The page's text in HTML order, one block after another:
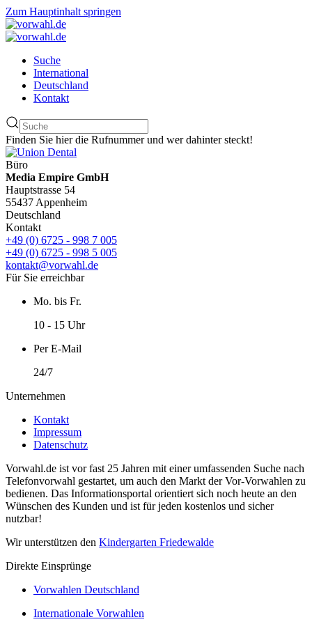
Zum Hauptinhalt springen
Suche
International
Deutschland
Kontakt
Finden Sie hier die Rufnummer und wer dahinter steckt!
Büro
Media Empire GmbH
Hauptstrasse 54
55437 Appenheim
Deutschland
Kontakt
+49 (0) 6725 - 998 7 005
+49 (0) 6725 - 998 5 005
kontakt@vorwahl.de
Für Sie erreichbar
Mo. bis Fr.
10 - 15 Uhr
Per E-Mail
24/7
Unternehmen
Kontakt
Impressum
Datenschutz
Vorwahl.de ist vor fast 25 Jahren mit einer umfassenden Suche nach
Telefonvorwahl gestartet, um auch den Markt der Vor-Vorwahlen zu
bedienen. Das Informationsportal orientiert sich noch heute an den
Wünschen des Kunden und ist für jeden kostenlos und sicher
nutzbar!
Wir unterstützen den Kindergarten Friedewalde
Direkte Einsprünge
Vorwahlen Deutschland
Internationale Vorwahlen